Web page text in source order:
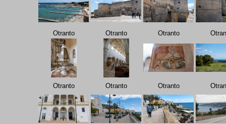
Otranto Otranto Otranto
Otranto Otranto Otranto